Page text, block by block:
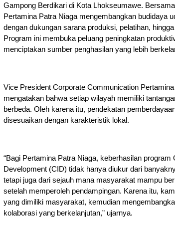
Gampong Berdikari di Kota Lhokseumawe.
Pertamina Patra Niaga mengembangkan budidaya
dengan dukungan sarana produksi, pelatihan,
Program ini membuka peluang peningkatan
menciptakan sumber penghasilan yang lebih
Vice President Corporate Communication
mengatakan bahwa setiap wilayah memiliki
berbeda. Oleh karena itu, pendekatan
disesuaikan dengan karakteristik lokal.
“Bagi Pertamina Patra Niaga, keberhasilan
Development (CID) tidak hanya diukur dari
tetapi juga dari sejauh mana masyarakat mampu
setelah memperoleh pendampingan. Karena itu,
yang dimiliki masyarakat, kemudian
kolaborasi yang berkelanjutan,” ujarnya.